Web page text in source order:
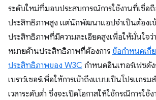
ระดับใหม่ที่มอบประสบการณ์การใช้งานที่เชื่อ
ประสิทธิภาพสูง แต่นักพัฒนาแอปจำเป็นต้องเข้
ประสิทธิภาพที่มีความละเอียดสูงเพื่อให้มั่นใจว่
หมายด้านประสิทธิภาพที่ต้องการ ข้อกำหนดเกี่
ประสิทธิภาพของ W3C กำหนดอินเทอร์เฟซดัง
เบราว์เซอร์เพื่อให้การเข้าถึงแบบเป็นโปรแกรม
เวลาระดับต่ำ ซึ่งจะเปิดโอกาสให้ใช้กรณีการใ